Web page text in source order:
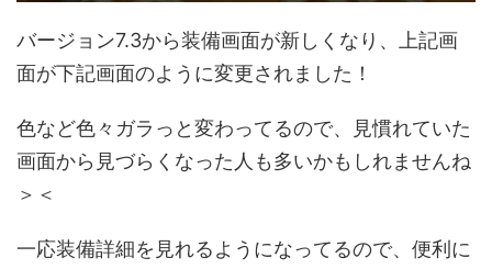
バージョン7.3から装備画面が新しくなり、上記画
面が下記画面のように変更されました！
色など色々ガラっと変わってるので、見慣れていた
画面から見づらくなった人も多いかもしれませんね
＞＜
一応装備詳細を見れるようになってるので、便利に